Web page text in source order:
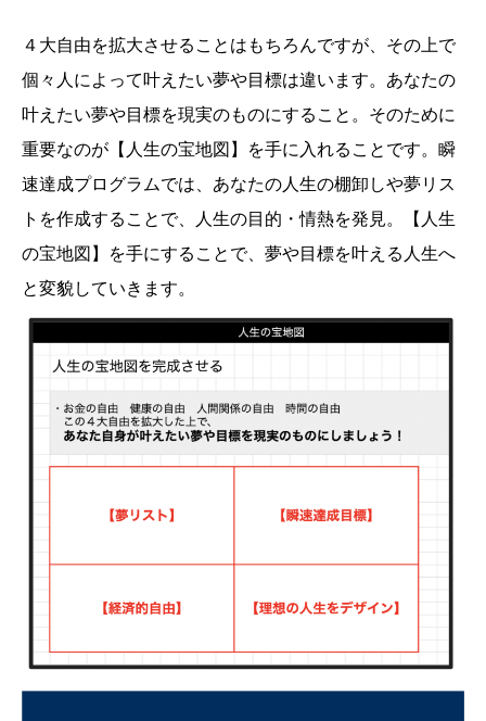
４大自由を拡大させることはもちろんですが、その上で
個々人によって叶えたい夢や目標は違います。あなたの
叶えたい夢や目標を現実のものにすること。そのために
重要なのが【人生の宝地図】を手に入れることです。瞬
速達成プログラムでは、あなたの人生の棚卸しや夢リス
トを作成することで、人生の目的・情熱を発見。【人生
の宝地図】を手にすることで、夢や目標を叶える人生へ
と変貌していきます。